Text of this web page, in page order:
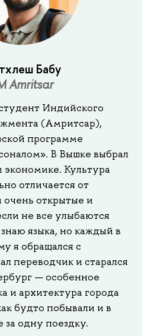
Бабу
Amritsar
Индийского
(Амритсар),
программе
В Вышке выбрал
экономике. Культура
отличается от
открытые и
не все улыбаются
языка, но каждый в
я обращался с
переводчик и старался
— особенное
и архитектура города
будто побывали и в
за одну поездку.